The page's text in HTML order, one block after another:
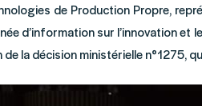
de Production Propre,
d’information sur l’innovation
la décision ministérielle n°1275,